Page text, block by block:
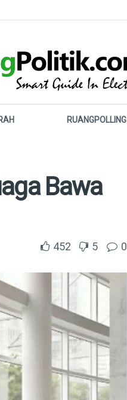
RUANGPOLLING
Bawa
452 5 0